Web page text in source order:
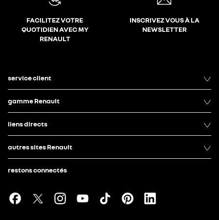
FACILITEZ VOTRE
QUOTIDIEN AVEC MY
RENAULT
INSCRIVEZ VOUS À LA
NEWSLETTER
service client
gamme Renault
liens directs
autres sites Renault
restons connectés